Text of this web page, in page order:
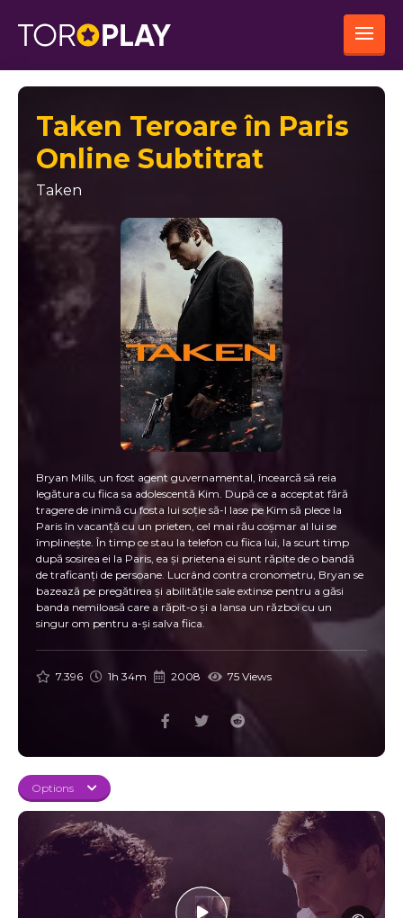
Taken Teroare în Paris
Online Subtitrat
Taken
Bryan Mills, un fost agent guvernamental, încearcă să reia
legătura cu fiica sa adolescentă Kim. După ce a acceptat fără
tragere de inimă cu fosta lui soție să-l lase pe Kim să plece la
Paris în vacanță cu un prieten, cel mai rău coșmar al lui se
împlinește. În timp ce stau la telefon cu fiica lui, la scurt timp
după sosirea ei la Paris, ea și prietena ei sunt răpite de o bandă
de traficanți de persoane. Lucrând contra cronometru, Bryan se
bazează pe pregătirea și abilitățile sale extinse pentru a găsi
banda nemiloasă care a răpit-o și a lansa un război cu un
singur om pentru a-și salva fiica.
7.396 1h 34m 2008 75 Views
Options